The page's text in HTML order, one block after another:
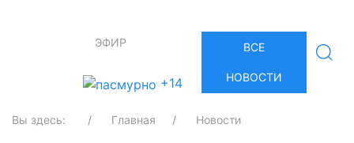
ЭФИР
+14
ВСЕ
НОВОСТИ
Вы здесь: Главная Новости